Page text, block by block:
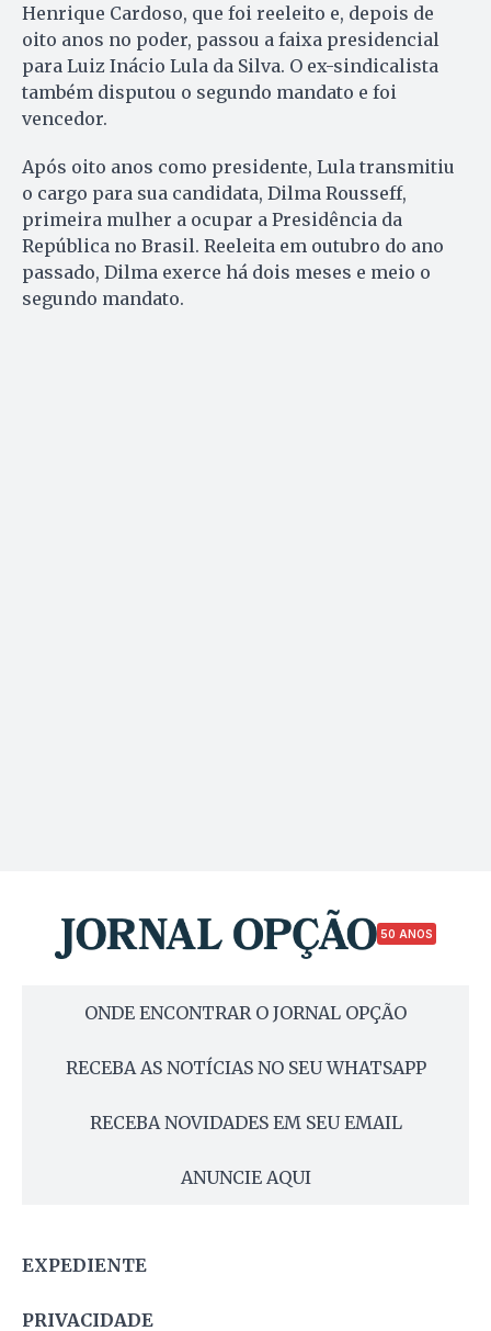
Henrique Cardoso, que foi reeleito e, depois de
oito anos no poder, passou a faixa presidencial
para Luiz Inácio Lula da Silva. O ex-sindicalista
também disputou o segundo mandato e foi
vencedor.
Após oito anos como presidente, Lula transmitiu
o cargo para sua candidata, Dilma Rousseff,
primeira mulher a ocupar a Presidência da
República no Brasil. Reeleita em outubro do ano
passado, Dilma exerce há dois meses e meio o
segundo mandato.
50 ANOS
ONDE ENCONTRAR O JORNAL OPÇÃO
RECEBA AS NOTÍCIAS NO SEU WHATSAPP
RECEBA NOVIDADES EM SEU EMAIL
ANUNCIE AQUI
EXPEDIENTE
PRIVACIDADE